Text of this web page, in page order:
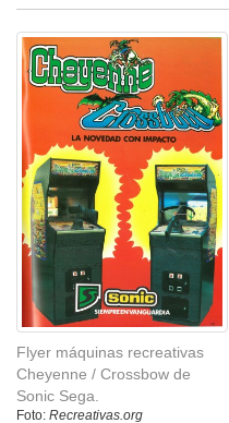
Flyer máquinas recreativas
Cheyenne / Crossbow de
Sonic Sega.
Foto: Recreativas.org